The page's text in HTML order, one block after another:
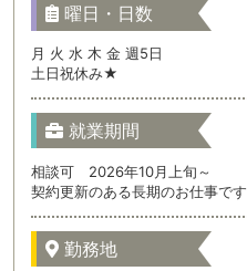
曜日・日数
月 火 水 木 金 週5日
土日祝休み★
就業期間
相談可 2026年10月上旬～
契約更新のある長期のお仕事です
勤務地